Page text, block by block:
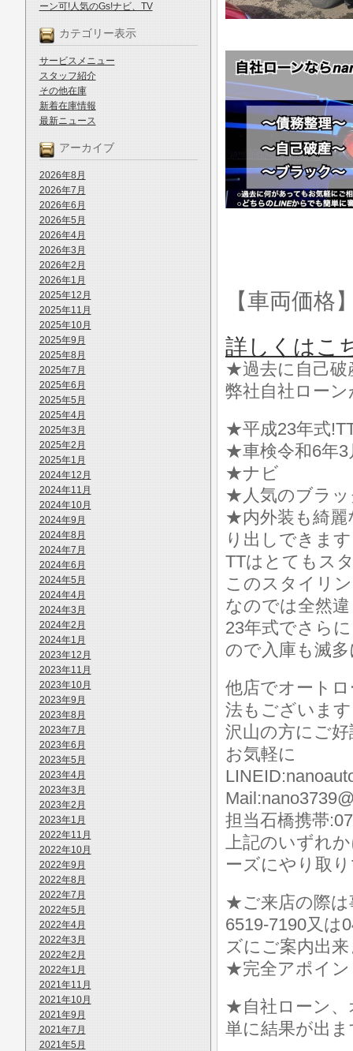
ーン可!人気のGs!ナビ、TV
カテゴリー表示
サービスメニュー
スタッフ紹介
その他在庫
新着在庫情報
最新ニュース
アーカイブ
2026年8月
2026年7月
2026年6月
2026年5月
2026年4月
2026年3月
2026年2月
2026年1月
2025年12月
2025年11月
2025年10月
2025年9月
2025年8月
2025年7月
2025年6月
2025年5月
2025年4月
2025年3月
2025年2月
2025年1月
2024年12月
2024年11月
2024年10月
2024年9月
2024年8月
2024年7月
2024年6月
2024年5月
2024年4月
2024年3月
2024年2月
2024年1月
2023年12月
2023年11月
2023年10月
2023年9月
2023年8月
2023年7月
2023年6月
2023年5月
2023年4月
2023年3月
2023年2月
2023年1月
2022年11月
2022年10月
2022年9月
2022年8月
2022年7月
2022年5月
2022年4月
2022年3月
2022年2月
2022年1月
2021年11月
2021年10月
2021年9月
2021年7月
2021年5月
【車両価格
詳しくはこ
★過去に自己破
弊社自社ロー
★平成23年式
★車検令和6年
★ナビ
★人気のブラッ
★内外装も綺麗
り出しできま
TTはとてもス
このスタイリ
なのでは全然
23年式でさら
ので入庫も滅
他店でオート
法もございま
沢山の方にご
お気軽に
担当石橋携帯
上記のいずれ
ーズにやり取
★ご来店の際は
6519-7190又は
ズにご案内出
★完全アポイ
★自社ローン、
単に結果が出